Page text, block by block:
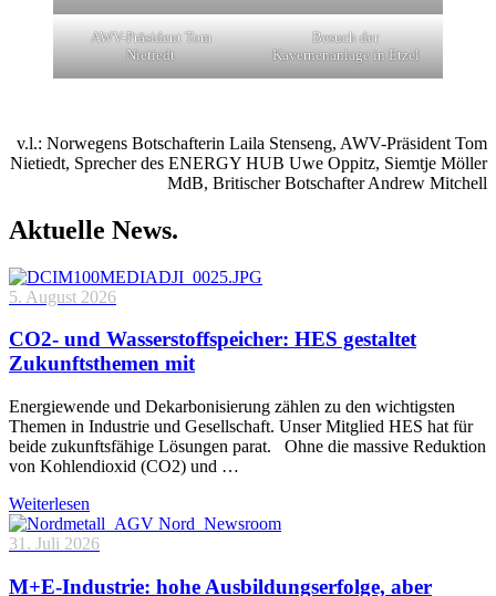
AWV-Präsident Tom
Nietiedt
Besuch der
Kavernenanlage in Etzel
v.l.: Norwegens Botschafterin Laila Stenseng, AWV-Präsident Tom
Nietiedt, Sprecher des ENERGY HUB Uwe Oppitz, Siemtje Möller
MdB, Britischer Botschafter Andrew Mitchell
Aktuelle News.
5. August 2026
CO2- und Wasserstoffspeicher: HES gestaltet
Zukunftsthemen mit
Energiewende und Dekarbonisierung zählen zu den wichtigsten
Themen in Industrie und Gesellschaft. Unser Mitglied HES hat für
beide zukunftsfähige Lösungen parat. Ohne die massive Reduktion
von Kohlendioxid (CO2) und …
Weiterlesen
31. Juli 2026
M+E-Industrie: hohe Ausbildungserfolge, aber